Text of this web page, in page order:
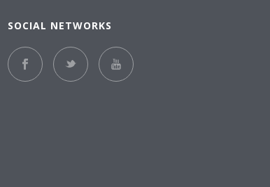
SOCIAL NETWORKS